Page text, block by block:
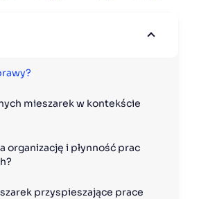
mieszarek w kontekście
organizację i płynność prac
przyspieszające prace